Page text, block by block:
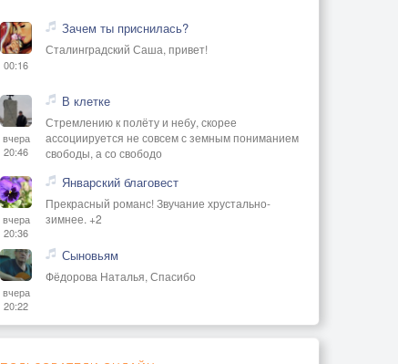
00:16
Зачем ты приснилась?
Сталинградский Саша, привет!
вчера
20:46
В клетке
Стремлению к полёту и небу, скорее
ассоциируется не совсем с земным пониманием
свободы, а со свободо
вчера
20:36
Январский благовест
Прекрасный романс! Звучание хрустально-
зимнее. +2
вчера
20:22
Сыновьям
Фёдорова Наталья, Спасибо